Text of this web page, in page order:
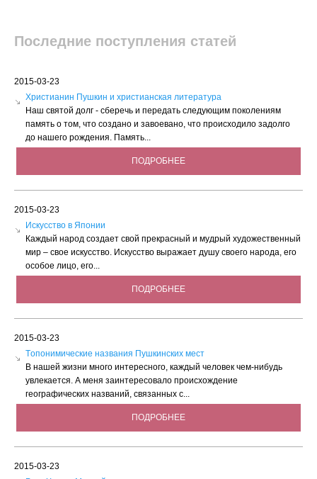
Последние поступления статей
2015-03-23
Христианин Пушкин и христианская литература
Наш святой долг - сберечь и передать следующим поколениям
память о том, что создано и завоевано, что происходило задолго
до нашего рождения. Память...
ПОДРОБНЕЕ
2015-03-23
Искусство в Японии
Каждый народ создает свой прекрасный и мудрый художественный
мир – свое искусство. Искусство выражает душу своего народа, его
особое лицо, его...
ПОДРОБНЕЕ
2015-03-23
Tопонимические названия Пушкинских мест
В нашей жизни много интересного, каждый человек чем-нибудь
увлекается. А меня заинтересовало происхождение
географических названий, связанных с...
ПОДРОБНЕЕ
2015-03-23